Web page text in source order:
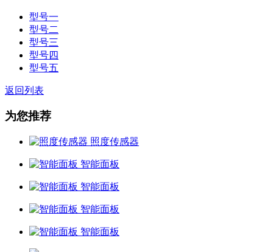
型号一
型号二
型号三
型号四
型号五
返回列表
为您推荐
照度传感器
智能面板
智能面板
智能面板
智能面板